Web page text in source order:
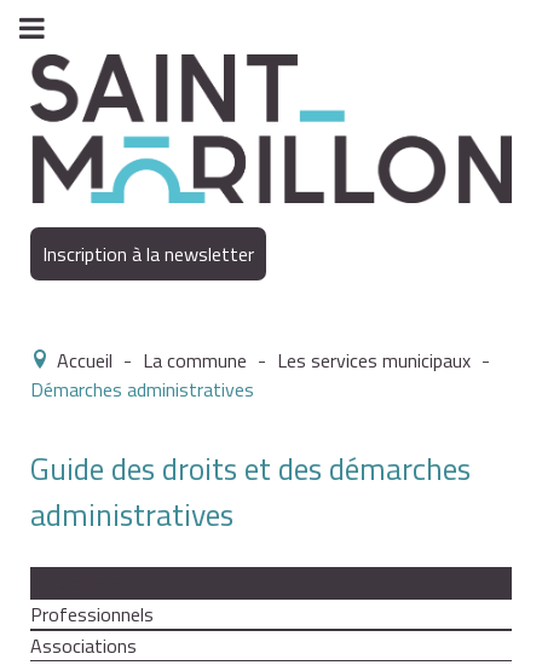
Inscription à la newsletter
Accueil - La commune - Les services municipaux -
Démarches administratives
Guide des droits et des démarches
administratives
Professionnels
Associations